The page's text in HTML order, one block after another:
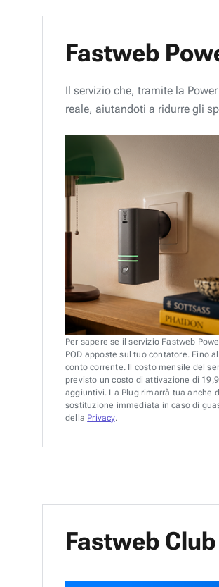
Fastweb
Il servizio che, tramite la
reale, aiutandoti a ridurre gli
Per sapere se il servizio Fastweb
POD apposte sul tuo contatore. Fino
conto corrente. Il costo mensile del
previsto un costo di attivazione di
aggiuntivi. La Plug rimarrà tua anche
sostituzione immediata in caso di
della Privacy.
Fastweb Club